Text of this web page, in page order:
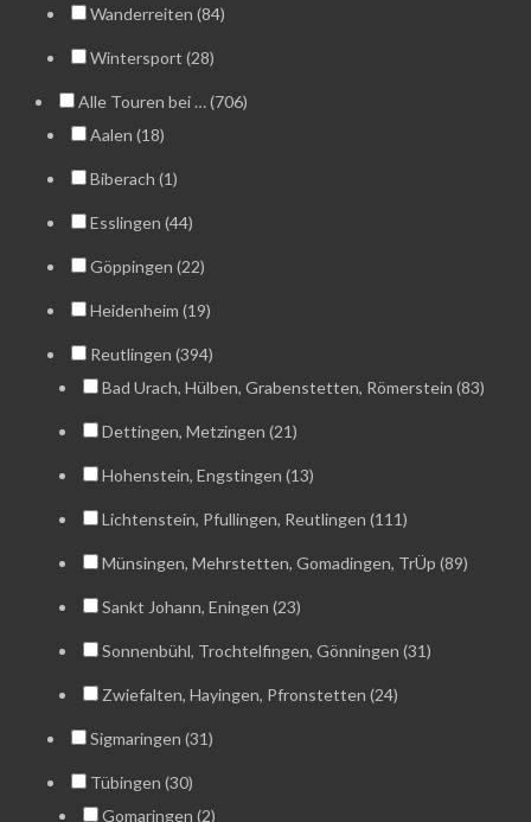
Wanderreiten (84)
Wintersport (28)
Alle Touren bei … (706)
Aalen (18)
Biberach (1)
Esslingen (44)
Göppingen (22)
Heidenheim (19)
Reutlingen (394)
Bad Urach, Hülben, Grabenstetten, Römerstein (83)
Dettingen, Metzingen (21)
Hohenstein, Engstingen (13)
Lichtenstein, Pfullingen, Reutlingen (111)
Münsingen, Mehrstetten, Gomadingen, TrÜp (89)
Sankt Johann, Eningen (23)
Sonnenbühl, Trochtelfingen, Gönningen (31)
Zwiefalten, Hayingen, Pfronstetten (24)
Sigmaringen (31)
Tübingen (30)
Gomaringen (2)